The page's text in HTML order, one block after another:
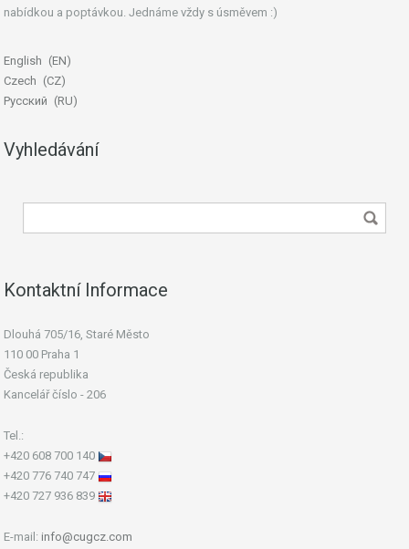
nabídkou a poptávkou. Jednáme vždy s úsměvem :)
English
EN
Czech
CZ
Русский
RU
Vyhledávání
Kontaktní Informace
Dlouhá 705/16, Staré Město
110 00 Praha 1
Česká republika
Kancelář číslo - 206
Tel.:
+420 608 700 140
+420 776 740 747
+420 727 936 839
E-mail: info@cugcz.com